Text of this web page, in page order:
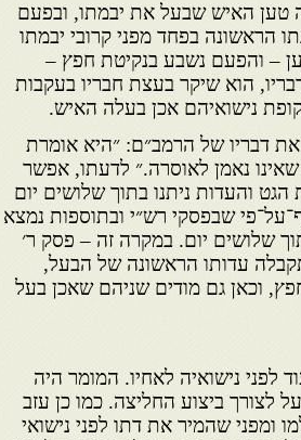
טען האיש שבעל את יבמתו, ובפעם
הראשונה בפחד מפני קרובי יבמתו
– והפעם נשבע בנקיטת חפץ –
הוא שיקר בעצת חבריו בעקבות
נישואיהם אכן בעלה האיש.
דבריו של הרמב״ם: ״היא אומרת
נאמן לאוסרה.״ לדעתו, אפשר
והעדות ניתנו בתוך שלושים יום
שבפסקי רש״י ובתוספות נמצא
שלושים יום. במקרה זה – פסק ר׳
עדותו הראשונה של הבעל,
וכאן גם מודים שניהם שאכן בעל
לפני נישואיה לאחיו. המומר היה
לצורך ביצוע החליצה. כמו כן עזב
ומפני שהמיר את דתו לפני נישואי